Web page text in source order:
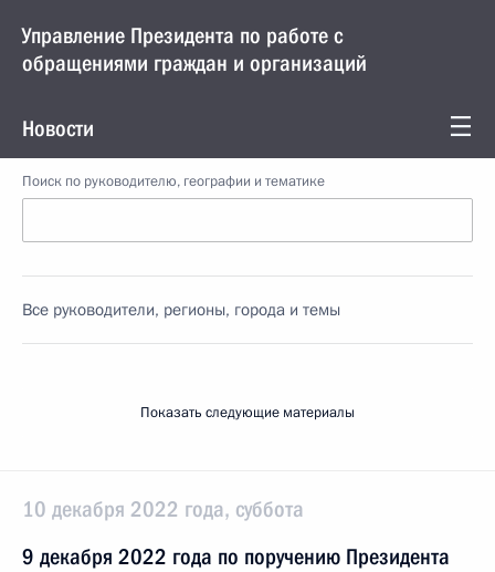
Управление Президента по работе с
обращениями граждан и организаций
Новости
Поиск по руководителю, географии и тематике
Все руководители, регионы, города и темы
Показать следующие материалы
10 декабря 2022 года, суббота
9 декабря 2022 года по поручению Президента